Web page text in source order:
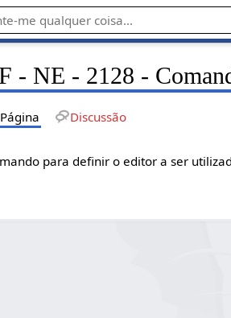
- NE - 2128 -
Página Discussão
para definir o editor a ser